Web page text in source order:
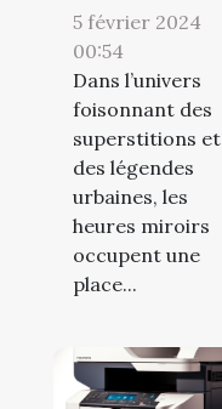
5 février 2024
00:54
Dans l’univers
foisonnant des
superstitions et
des légendes
urbaines, les
heures miroirs
occupent une
place...